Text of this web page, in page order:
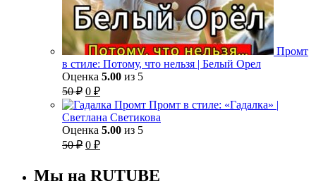
Промт
в стиле: Потому, что нельзя | Белый Орел
Оценка 5.00 из 5
50₽ Первоначальная
цена
составляла
50 ₽.
0 ₽Текущая
цена:
0 ₽.
Промт в стиле: «Гадалка» |
Светлана Светикова
Оценка 5.00 из 5
50₽ Первоначальная
составляла
50 ₽.
0 ₽Текущая
0 ₽.
Мы на RUTUBE